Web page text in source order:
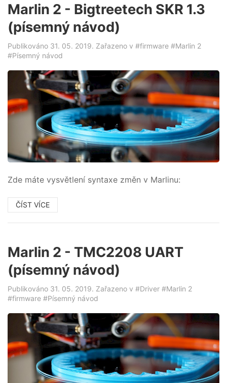
Marlin 2 - Bigtreetech SKR 1.3
(písemný návod)
Publikováno 31. 05. 2019. Zařazeno v #firmware #Marlin 2
#Písemný návod
Zde máte vysvětlení syntaxe změn v Marlinu:
ČÍST VÍCE
Marlin 2 - TMC2208 UART
(písemný návod)
Publikováno 31. 05. 2019. Zařazeno v #Driver #Marlin 2
#firmware #Písemný návod